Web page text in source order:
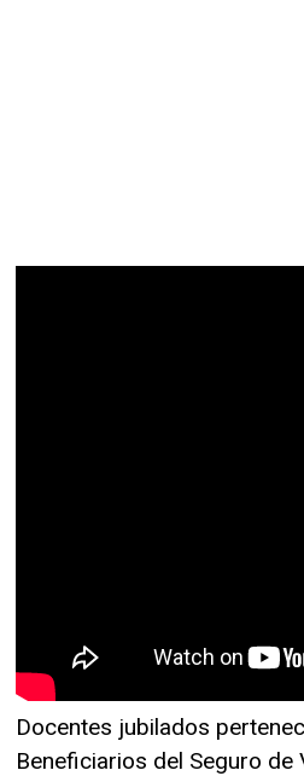
Docentes jubilados
Beneficiarios del Seguro de